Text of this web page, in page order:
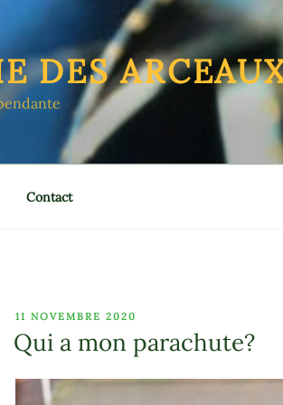
DES
Contact
PUBLIÉ
11 NOVEMBRE 2020
Qui a mon parachute?